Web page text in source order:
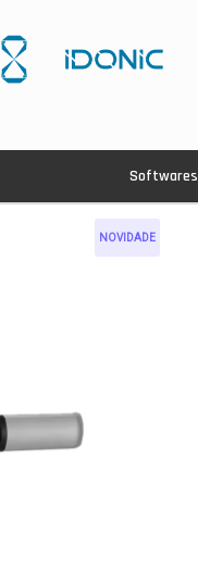
Softwares
NOVIDADE